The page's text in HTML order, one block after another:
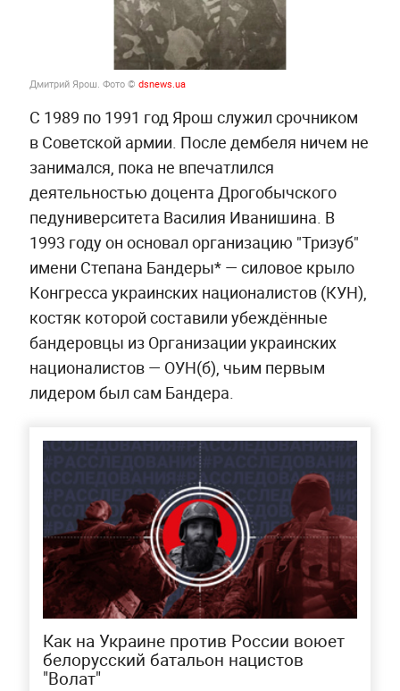
Дмитрий Ярош. Фото © dsnews.ua
С 1989 по 1991 год Ярош служил срочником
в Советской армии. После дембеля ничем не
занимался, пока не впечатлился
деятельностью доцента Дрогобычского
педуниверситета Василия Иванишина. В
1993 году он основал организацию "Тризуб"
имени Степана Бандеры* — силовое крыло
Конгресса украинских националистов (КУН),
костяк которой составили убеждённые
бандеровцы из Организации украинских
националистов — ОУН(б), чьим первым
лидером был сам Бандера.
Как на Украине против России воюет
белорусский батальон нацистов
"Волат"